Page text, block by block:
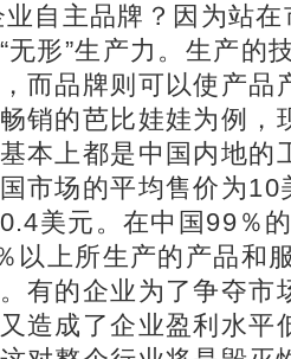
自主品牌？因为站在
无形”生产力。生产的
而品牌则可以使产品
销的芭比娃娃为例，
本上都是中国内地的
市场的平均售价为10
美元。在中国99％
以上所生产的产品和
有的企业为了争夺市
造成了企业盈利水平